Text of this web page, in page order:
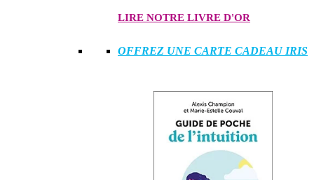
LIRE NOTRE LIVRE D'OR
OFFREZ UNE CARTE CADEAU IRIS